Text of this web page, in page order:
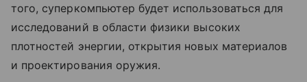
того, суперкомпьютер будет использоваться для
исследований в области физики высоких
плотностей энергии, открытия новых материалов
и проектирования оружия.